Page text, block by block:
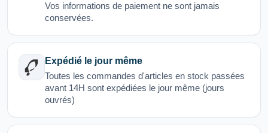
Vos informations de paiement ne sont jamais
conservées.
Expédié le jour même
Toutes les commandes d'articles en stock passées
avant 14H sont expédiées le jour même (jours
ouvrés)